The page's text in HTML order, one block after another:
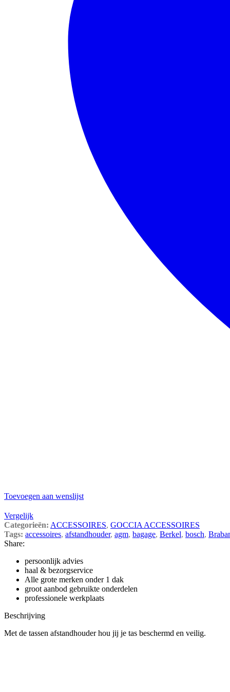
Toevoegen aan wenslijst
Vergelijk
Categorieën: ACCESSOIRES, GOCCIA ACCESSOIRES
Tags: accessoires, afstandhouder, agm, bagage, Berkel, bosch,
Share:
persoonlijk advies
haal & bezorgservice
Alle grote merken onder 1 dak
groot aanbod gebruikte onderdelen
professionele werkplaats
Beschrijving
Met de tassen afstandhouder hou jij je tas beschermd en veilig.